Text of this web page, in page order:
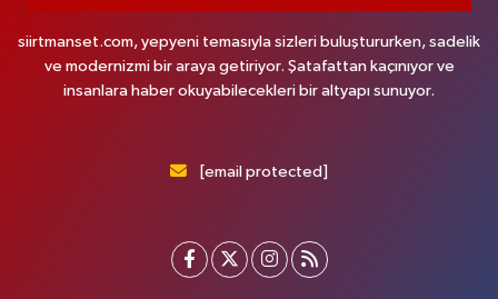
siirtmanset.com, yepyeni temasıyla sizleri buluştururken, sadelik
ve modernizmi bir araya getiriyor. Şatafattan kaçınıyor ve
insanlara haber okuyabilecekleri bir altyapı sunuyor.
[email protected]